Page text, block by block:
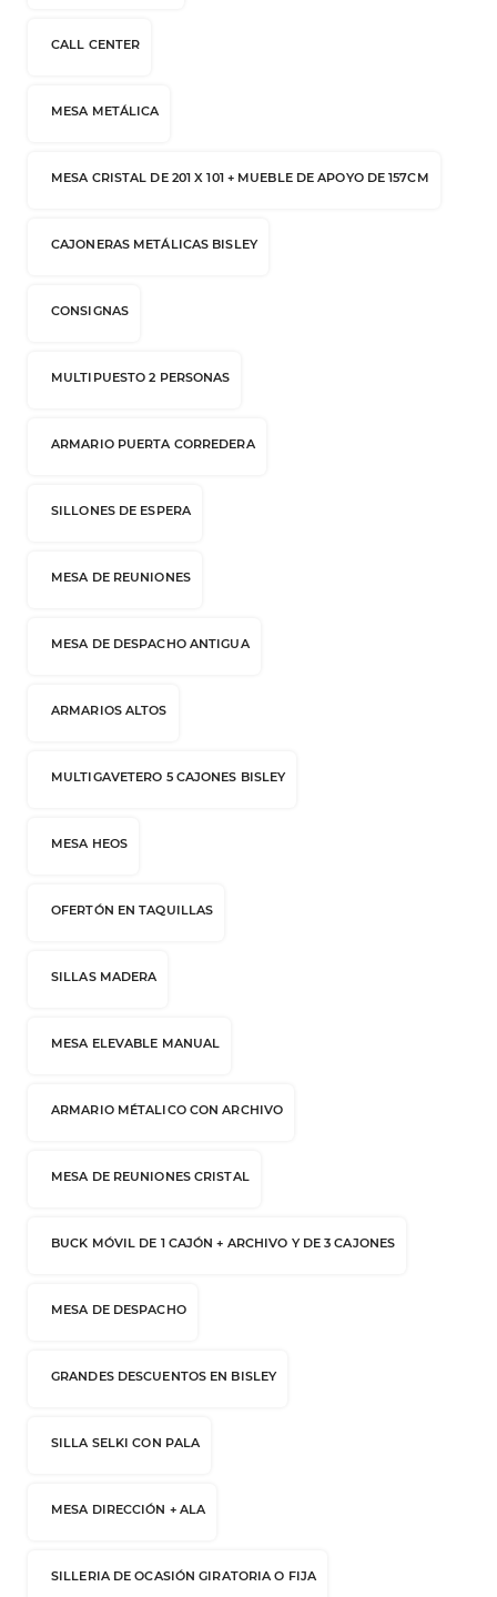
CALL CENTER
MESA METÁLICA
MESA CRISTAL DE 201 X 101 + MUEBLE DE APOYO DE 157CM
CAJONERAS METÁLICAS BISLEY
CONSIGNAS
MULTIPUESTO 2 PERSONAS
ARMARIO PUERTA CORREDERA
SILLONES DE ESPERA
MESA DE REUNIONES
MESA DE DESPACHO ANTIGUA
ARMARIOS ALTOS
MULTIGAVETERO 5 CAJONES BISLEY
MESA HEOS
OFERTÓN EN TAQUILLAS
SILLAS MADERA
MESA ELEVABLE MANUAL
ARMARIO MÉTALICO CON ARCHIVO
MESA DE REUNIONES CRISTAL
BUCK MÓVIL DE 1 CAJÓN + ARCHIVO Y DE 3 CAJONES
MESA DE DESPACHO
GRANDES DESCUENTOS EN BISLEY
SILLA SELKI CON PALA
MESA DIRECCIÓN + ALA
SILLERIA DE OCASIÓN GIRATORIA O FIJA